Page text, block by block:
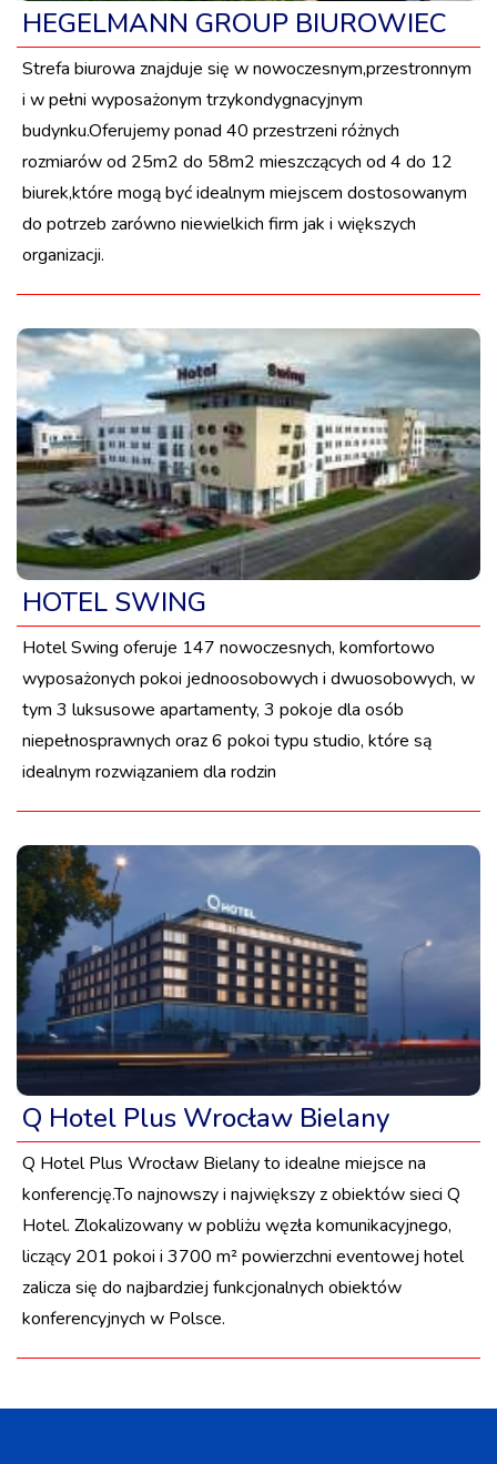
HEGELMANN GROUP BIUROWIEC
Strefa biurowa znajduje się w nowoczesnym,przestronnym
i w pełni wyposażonym trzykondygnacyjnym
budynku.Oferujemy ponad 40 przestrzeni różnych
rozmiarów od 25m2 do 58m2 mieszczących od 4 do 12
biurek,które mogą być idealnym miejscem dostosowanym
do potrzeb zarówno niewielkich firm jak i większych
organizacji.
HOTEL SWING
Hotel Swing oferuje 147 nowoczesnych, komfortowo
wyposażonych pokoi jednoosobowych i dwuosobowych, w
tym 3 luksusowe apartamenty, 3 pokoje dla osób
niepełnosprawnych oraz 6 pokoi typu studio, które są
idealnym rozwiązaniem dla rodzin
Q Hotel Plus Wrocław Bielany
Q Hotel Plus Wrocław Bielany to idealne miejsce na
konferencję.To najnowszy i największy z obiektów sieci Q
Hotel. Zlokalizowany w pobliżu węzła komunikacyjnego,
liczący 201 pokoi i 3700 m² powierzchni eventowej hotel
zalicza się do najbardziej funkcjonalnych obiektów
konferencyjnych w Polsce.